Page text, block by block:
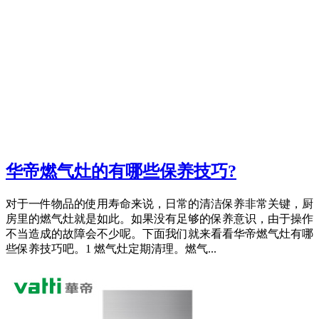
华帝燃气灶的有哪些保养技巧?
对于一件物品的使用寿命来说，日常的清洁保养非常关键，厨
房里的燃气灶就是如此。如果没有足够的保养意识，由于操作
不当造成的故障会不少呢。下面我们就来看看华帝燃气灶有哪
些保养技巧吧。1 燃气灶定期清理。燃气...